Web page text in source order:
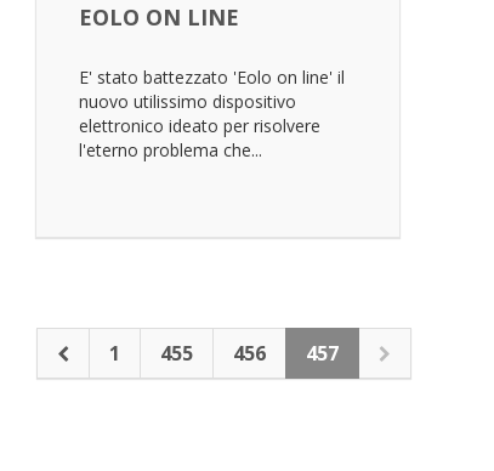
EOLO ON LINE
E' stato battezzato 'Eolo on line' il
nuovo utilissimo dispositivo
elettronico ideato per risolvere
l'eterno problema che...
1 455 456 457